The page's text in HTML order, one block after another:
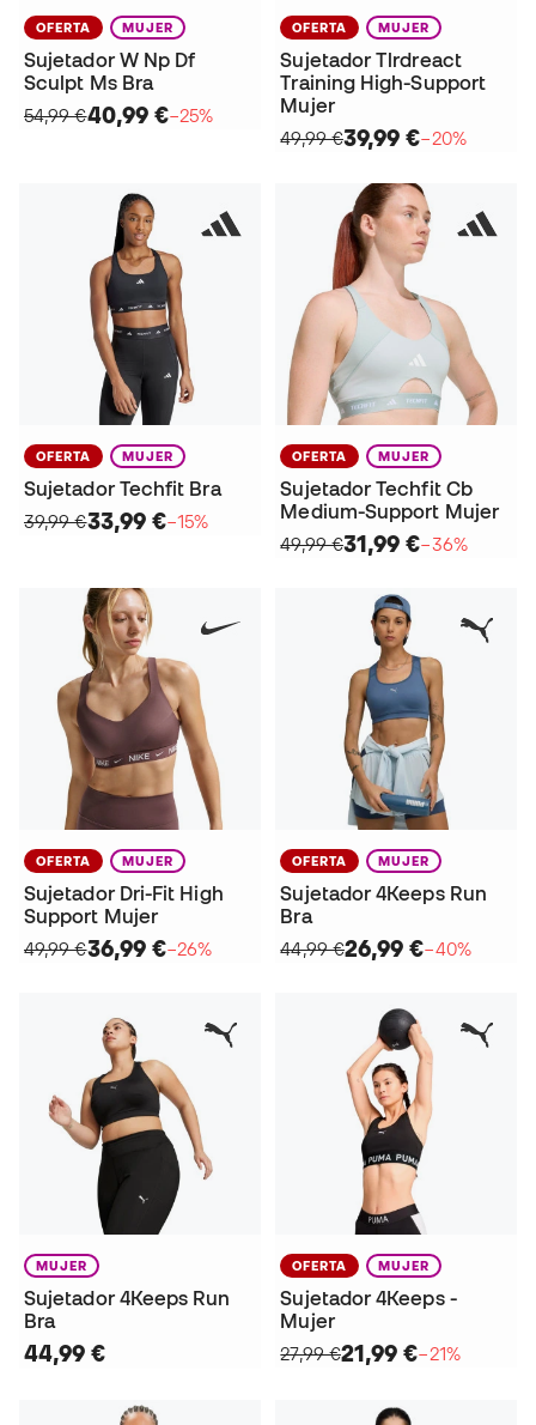
OFERTA MUJER
Sujetador W Np Df
Sculpt Ms Bra
54,99 €40,99 €−25%
OFERTA MUJER
Sujetador Tlrdreact
Training High-Support
Mujer
49,99 €39,99 €−20%
OFERTA MUJER
Sujetador Techfit Bra
39,99 €33,99 €−15%
OFERTA MUJER
Sujetador Techfit Cb
Medium-Support Mujer
49,99 €31,99 €−36%
OFERTA MUJER
Sujetador Dri-Fit High
Support Mujer
49,99 €36,99 €−26%
OFERTA MUJER
Sujetador 4Keeps Run
Bra
44,99 €26,99 €−40%
MUJER
Sujetador 4Keeps Run
Bra
44,99 €
OFERTA MUJER
Sujetador 4Keeps -
Mujer
27,99 €21,99 €−21%